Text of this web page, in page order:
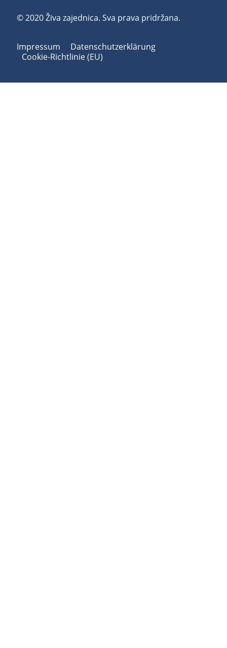
© 2020 Živa zajednica. Sva prava pridržana.
Impressum
Datenschutzerklärung
Cookie-Richtlinie (EU)